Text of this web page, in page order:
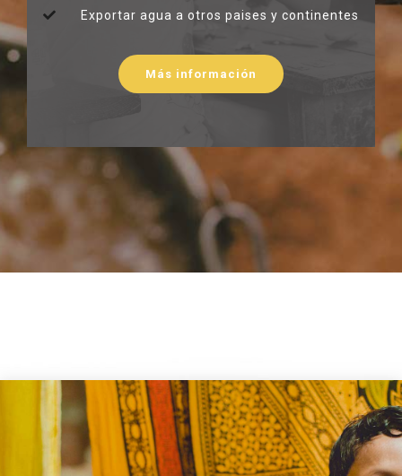
Exportar agua a otros paises y continentes
Más información